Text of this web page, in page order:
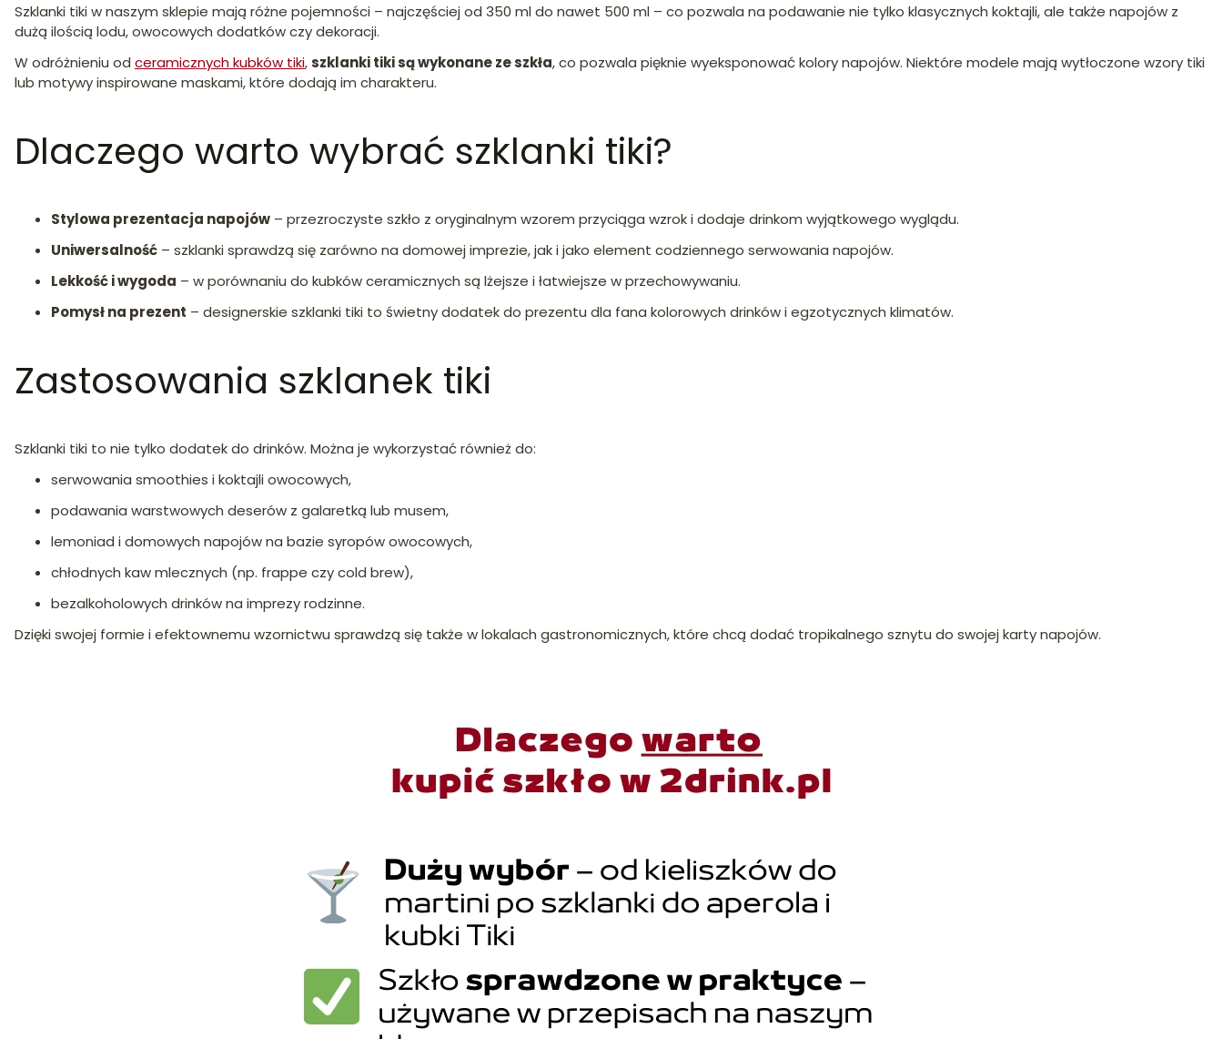
Szklanki tiki w naszym sklepie mają różne pojemności – najczęściej od 350 ml do nawet 500 ml – co pozwala na podawanie nie tylko klasycznych koktajli, ale także napojów z
dużą ilością lodu, owocowych dodatków czy dekoracji.
W odróżnieniu od ceramicznych kubków tiki,szklanki tiki są wykonane ze szkła, co pozwala pięknie wyeksponować kolory napojów. Niektóre modele mają wytłoczone wzory tiki
lub motywy inspirowane maskami, które dodają im charakteru.
Dlaczego warto wybrać szklanki tiki?
Stylowa prezentacja napojów – przezroczyste szkło z oryginalnym wzorem przyciąga wzrok i dodaje drinkom wyjątkowego wyglądu.
Uniwersalność – szklanki sprawdzą się zarówno na domowej imprezie, jak i jako element codziennego serwowania napojów.
Lekkość i wygoda – w porównaniu do kubków ceramicznych są lżejsze i łatwiejsze w przechowywaniu.
Pomysł na prezent – designerskie szklanki tiki to świetny dodatek do prezentu dla fana kolorowych drinków i egzotycznych klimatów.
Zastosowania szklanek tiki
Szklanki tiki to nie tylko dodatek do drinków. Można je wykorzystać również do:
serwowania smoothies i koktajli owocowych,
podawania warstwowych deserów z galaretką lub musem,
lemoniad i domowych napojów na bazie syropów owocowych,
chłodnych kaw mlecznych (np. frappe czy cold brew),
bezalkoholowych drinków na imprezy rodzinne.
Dzięki swojej formie i efektownemu wzornictwu sprawdzą się także w lokalach gastronomicznych, które chcą dodać tropikalnego sznytu do swojej karty napojów.